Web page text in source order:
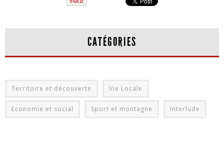
CATÉGORIES
Territoire et découverte Vie Locale
Economie et social Sport et montagne Interlude